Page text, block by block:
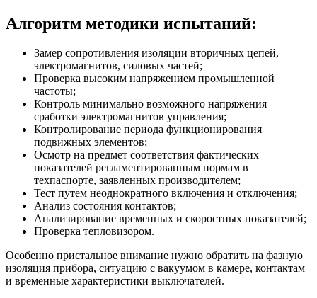
Алгоритм методики испытаний:
Замер сопротивления изоляции вторичных цепей,
электромагнитов, силовых частей;
Проверка высоким напряжением промышленной
частоты;
Контроль минимально возможного напряжения
сработки электромагнитов управления;
Контролирование периода функционирования
подвижных элементов;
Осмотр на предмет соответствия фактических
показателей регламентированным нормам в
техпаспорте, заявленных производителем;
Тест путем неоднократного включения и отключения;
Анализ состояния контактов;
Анализирование временных и скоростных показателей;
Проверка тепловизором.
Особенно пристальное внимание нужно обратить на фазную
изоляция прибора, ситуацию с вакуумом в камере, контактам
и временные характеристики выключателей.